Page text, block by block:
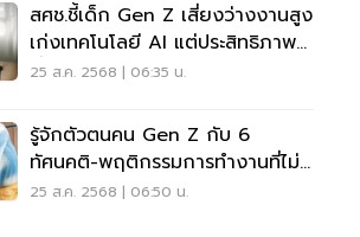
สศช.ชี้เด็ก Gen Z เสี่ยงว่างงานสูง
เก่งเทคโนโลยี AI แต่ประสิทธิภาพ
ต่ำ
25 ส.ค. 2568 | 06:35 น.
รู้จักตัวตนคน Gen Z กับ 6
ทัศนคติ-พฤติกรรมการทำงานที่ไม่
เหมือนเดิม
25 ส.ค. 2568 | 06:50 น.